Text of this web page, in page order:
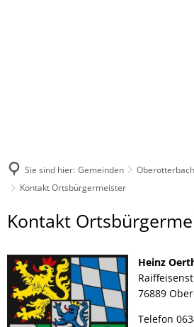
Sie sind hier: Gemeinden
Oberotterbach
Kontakt Ortsbürgermeister
Kontakt
Kontakt
Heinz
76889
Telefon